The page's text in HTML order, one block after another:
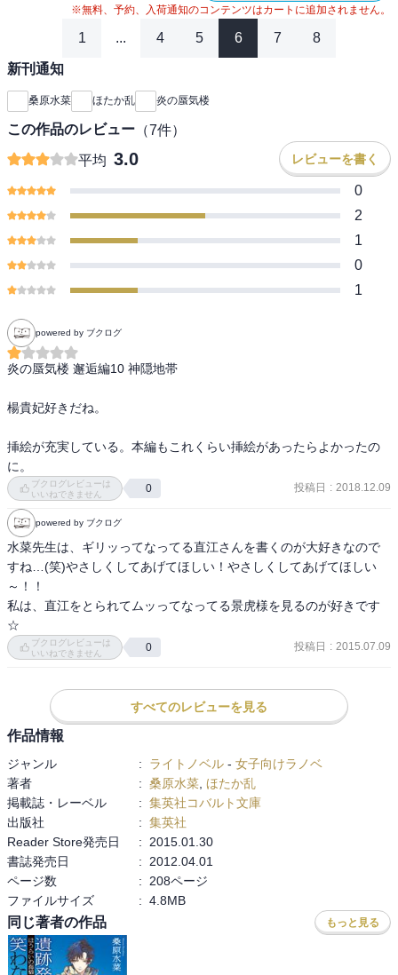
※無料、予約、入荷通知のコンテンツはカートに追加されません。
1 ... 4 5 6 7 8
新刊通知
桑原水菜 ほたか乱 炎の蜃気楼
この作品のレビュー （7件）
平均 3.0 レビューを書く
0
2
1
0
1
powered by ブクログ
炎の蜃気楼 邂逅編10 神隠地帯
楊貴妃好きだね。
挿絵が充実している。本編もこれくらい挿絵があったらよかったの
に。
ブクログレビューは
いいねできません
0 投稿日 : 2018.12.09
powered by ブクログ
水菜先生は、ギリッってなってる直江さんを書くのが大好きなので
すね…(笑)やさしくしてあげてほしい！やさしくしてあげてほしい
～！！
私は、直江をとられてムッってなってる景虎様を見るのが好きです
☆
ブクログレビューは
いいねできません
0 投稿日 : 2015.07.09
すべてのレビューを見る
作品情報
ジャンル : ライトノベル - 女子向けラノベ
著者
: 桑原水菜 ほたか乱
掲載誌・レーベル
: 集英社コバルト文庫
出版社
: 集英社
Reader Store発売日
:
2015.01.30
書誌発売日
:
2012.04.01
ページ数
:
208ページ
ファイルサイズ
: 4.8MB
同じ著者の作品 もっと見る